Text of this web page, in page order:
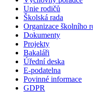
Unie rodičů
Školská rada
Organizace školního
Dokumenty
Projekty
Bakaláři
Úřední deska
E-podatelna
Povinné informace
GDPR